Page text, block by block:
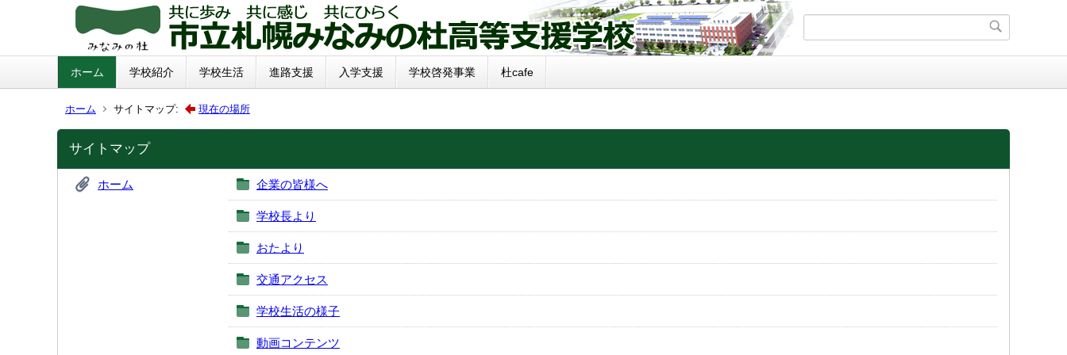
ホーム 学校紹介 学校生活 進路支援 入学支援 学校啓発事業 杜cafe
ホーム サイトマップ: 現在の場所
サイトマップ
ホーム 企業の皆様へ
学校長より
おたより
交通アクセス
学校生活の様子
動画コンテンツ